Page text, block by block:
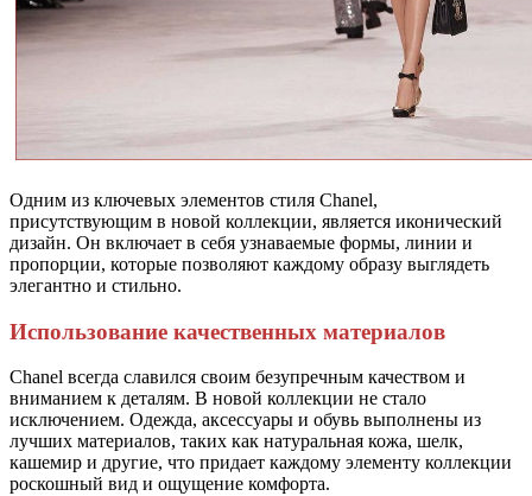
Одним из ключевых элементов стиля Chanel,
присутствующим в новой коллекции, является иконический
дизайн. Он включает в себя узнаваемые формы, линии и
пропорции, которые позволяют каждому образу выглядеть
элегантно и стильно.
Использование качественных материалов
Chanel всегда славился своим безупречным качеством и
вниманием к деталям. В новой коллекции не стало
исключением. Одежда, аксессуары и обувь выполнены из
лучших материалов, таких как натуральная кожа, шелк,
кашемир и другие, что придает каждому элементу коллекции
роскошный вид и ощущение комфорта.